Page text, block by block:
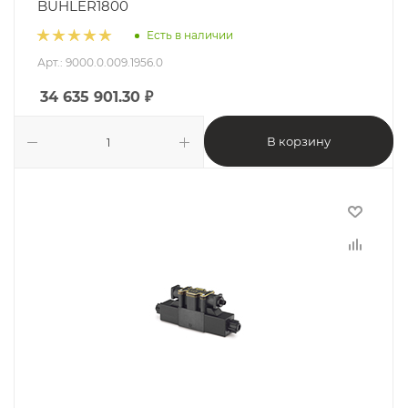
BUHLER1800
Есть в наличии
Арт.: 9000.0.009.1956.0
34 635 901.30 ₽
В корзину